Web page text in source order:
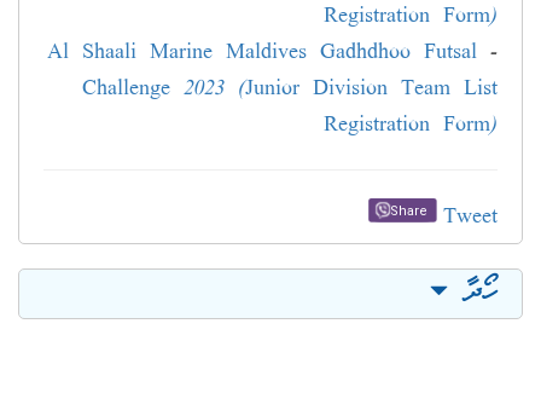
Registration Form)
-
Al Shaali Marine Maldives Gadhdhoo Futsal
Challenge 2023 (Junior Division Team List
Registration Form)
Tweet
Share
ހޯދާ